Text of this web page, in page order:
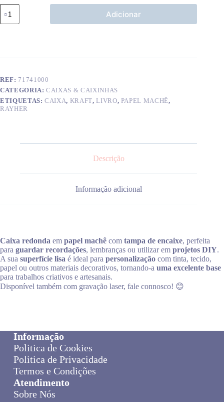
Quantidade
de
Caixa
cm
Adicionar
REF: 71741000
CATEGORIA:CAIXAS & CAIXINHAS
ETIQUETAS:CAIXA, KRAFT,LIVRO, PAPEL MACHÊ,
RAYHER
Descrição
Informação adicional
Caixa redonda em papel machê com tampa de encaixe, perfeita
para guardar recordações, lembranças ou utilizar em projetos DIY.
A sua superfície lisa é ideal para personalização com tinta, tecido,
papel ou outros materiais decorativos, tornando-a uma excelente base
para trabalhos criativos e artesanais.
Disponível também com gravação laser, fale connosco! 😊
Informação
Politica de Cookies
Politica de Privacidade
Termos e Condições
Atendimento
Sobre Nós